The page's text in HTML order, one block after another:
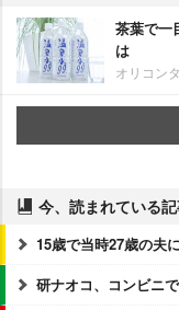
茶葉で一
は
オリコン
今、読まれている
15歳で当時27歳の夫
研ナオコ、コンビニ